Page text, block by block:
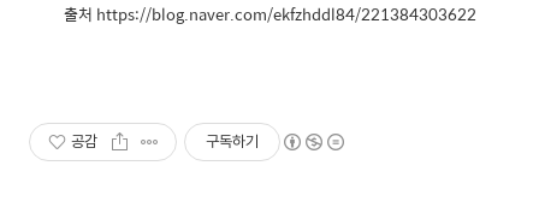
출처 https://blog.naver.com/ekfzhddl84/221384303622
공감 구독하기